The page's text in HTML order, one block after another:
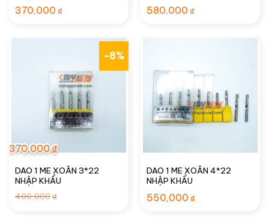
370,000 ₫ 580,000 ₫
-8%
DAO 1 ME XOẮN 3*22
NHẬP KHẨU
400,000₫
370,000₫
DAO 1 ME XOẮN 4*22
NHẬP KHẨU
550,000 ₫